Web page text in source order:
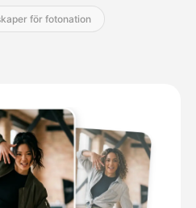
för fotonation